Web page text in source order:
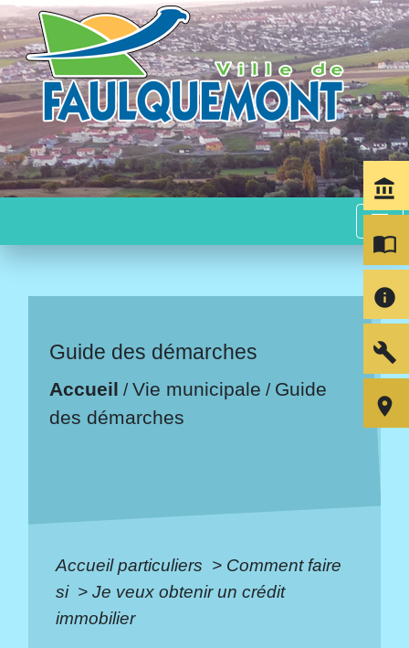
menu
Guide des démarches
Accueil /Vie municipale / Guide
des démarches
Accueil particuliers > Comment faire
si > Je veux obtenir un crédit
immobilier
account_balance
import_contacts
info
build
room